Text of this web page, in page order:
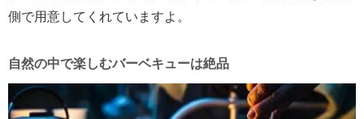
側で用意してくれていますよ。
自然の中で楽しむバーベキューは絶品